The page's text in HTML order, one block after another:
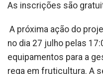
As inscrições são
A próxima ação do
no dia 27 julho pelas
equipamentos para a
rega em fruticultura. A